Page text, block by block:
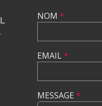
NOM *
EMAIL*
MESSAGE *